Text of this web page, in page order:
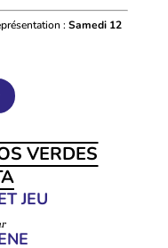
: Samedi 12
VERDES
JEU